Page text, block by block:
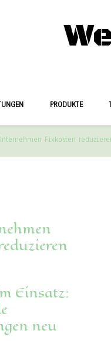
PRODUKTE
Fixkosten
Einsatz:
neu